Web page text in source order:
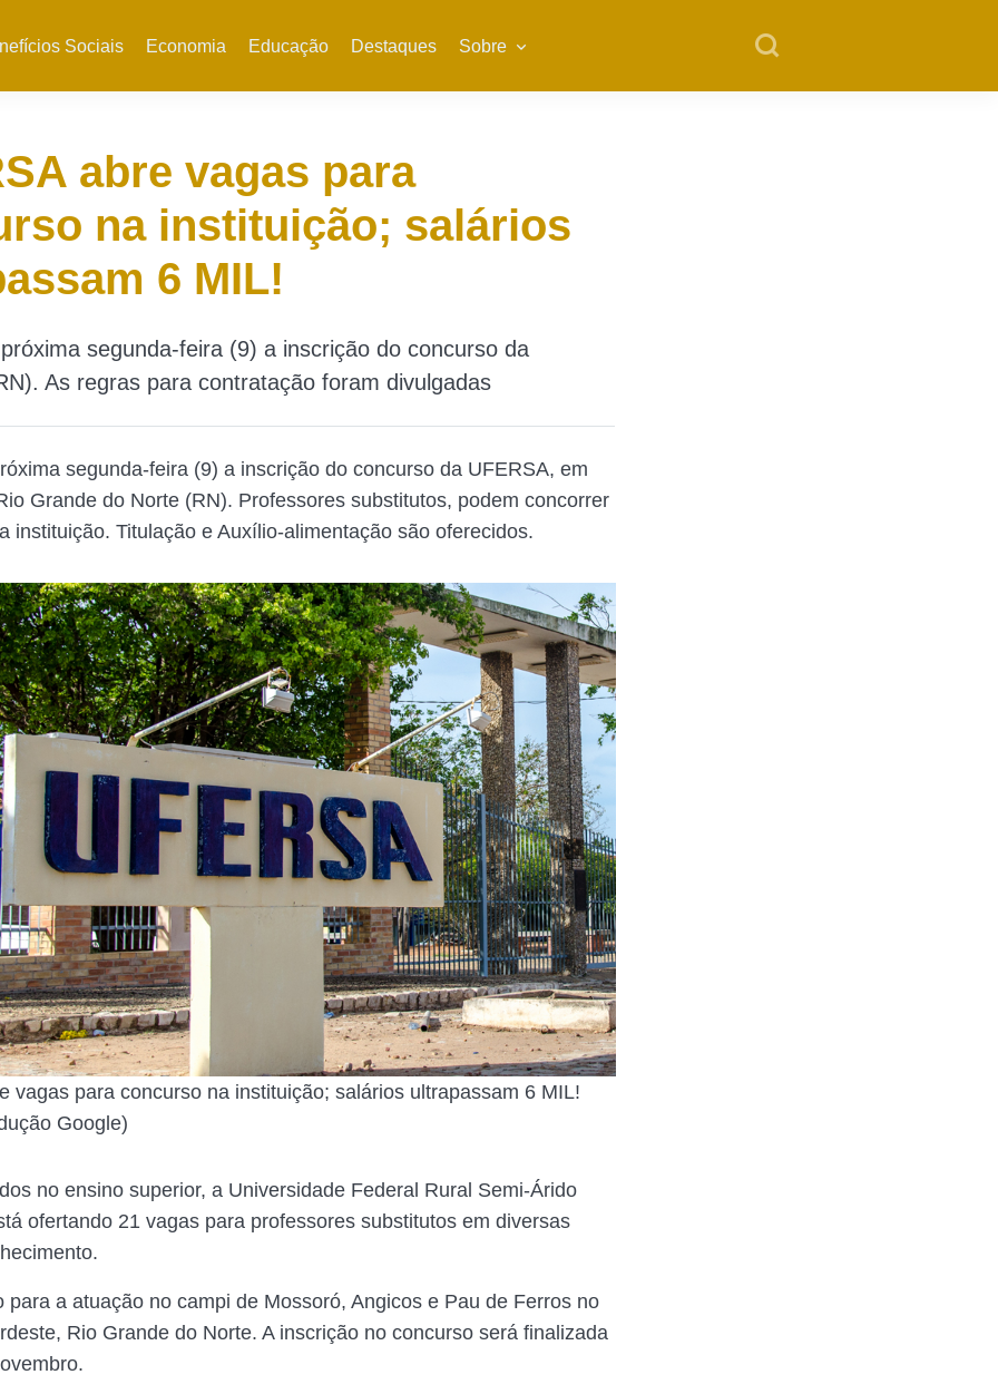
Sociais Economia Educação Destaques Sobre
abre vagas para
na instituição; salários
6 MIL!
segunda-feira (9) a inscrição do concurso da
As regras para contratação foram divulgadas
segunda-feira (9) a inscrição do concurso da UFERSA, em
Grande do Norte (RN). Professores substitutos, podem concorrer
instituição. Titulação e Auxílio-alimentação são oferecidos.
vagas para concurso na instituição; salários ultrapassam 6 MIL!
Google)
no ensino superior, a Universidade Federal Rural Semi-Árido
ofertando 21 vagas para professores substitutos em diversas
para a atuação no campi de Mossoró, Angicos e Pau de Ferros no
Rio Grande do Norte. A inscrição no concurso será finalizada